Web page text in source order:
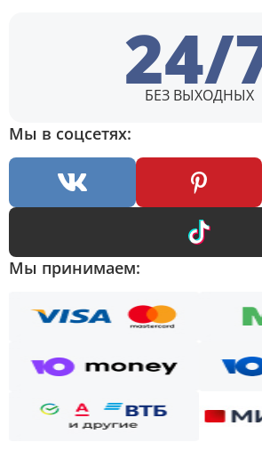
24/
БЕЗ ВЫХОДНЫХ
Мы в соцсетях:
Мы принимаем: